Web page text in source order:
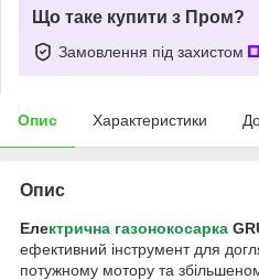
Що таке купити з Пром?
Замовлення під захистом
Опис Характеристики
Опис
Електрична газонокосарка
ефективний інструмент для
потужному мотору та